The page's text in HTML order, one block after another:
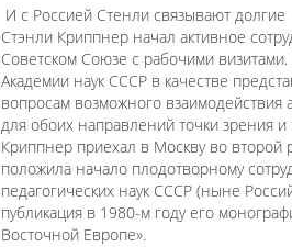
И с Россией Стенли связывают
Стэнли Криппнер начал активное
Советском Союзе с рабочими
Академии наук СССР в качестве
вопросам возможного взаимодействия
для обоих направлений точки зрения
Криппнер приехал в Москву во второй
положила начало плодотворному
педагогических наук СССР (ныне
публикация в 1980-м году его
Восточной Европе».